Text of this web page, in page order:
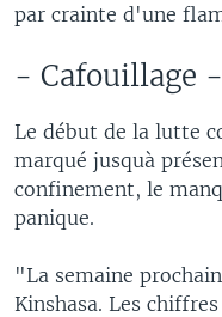
par crainte d'une
- Cafouillage -
Le début de la lutte
marqué jusquà
confinement, le
panique.
"La semaine
Kinshasa. Les